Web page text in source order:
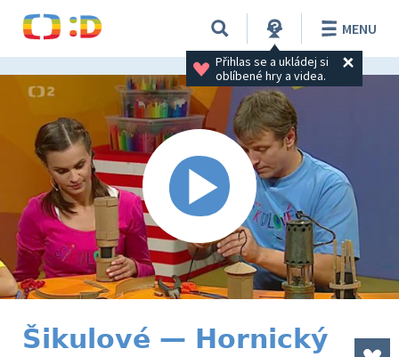
Přihlas se a ukládej si
oblíbené hry a videa.
MENU
Šikulové — Hornický